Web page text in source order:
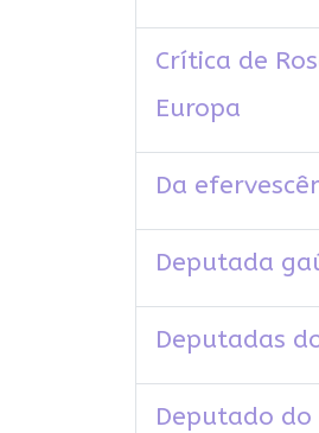
Crítica de
Europa
Da
Deputada
Deputadas
Deputado